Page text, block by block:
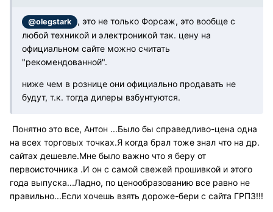
@olegstark
, это не только Форсаж, это вообще с
любой техникой и электроникой так. цену на
официальном сайте можно считать
"рекомендованной".
ниже чем в рознице они официально продавать не
будут, т.к. тогда дилеры взбунтуются.
Понятно это все, Антон ...Было бы справедливо-цена одна
на всех торговых точках.Я когда брал тоже знал что на др.
сайтах дешевле.Мне было важно что я беру от
первоисточника .И он с самой свежей прошивкой и этого
года выпуска...Ладно, по ценообразованию все равно не
правильно...Если хочешь взять дороже-бери с сайта ГРПЗ!!!